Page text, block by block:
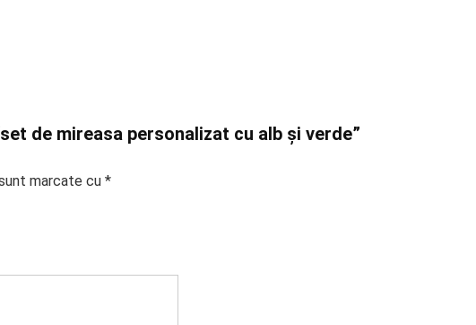
de mireasa personalizat cu alb și verde”
marcate cu *